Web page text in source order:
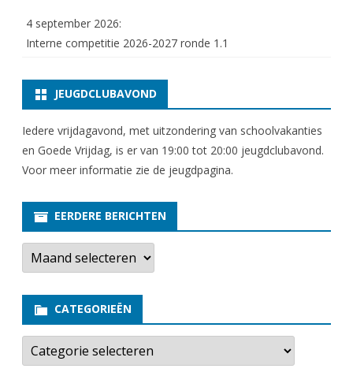
4 september 2026:
Interne competitie 2026-2027 ronde 1.1
JEUGDCLUBAVOND
Iedere vrijdagavond, met uitzondering van schoolvakanties
en Goede Vrijdag, is er van 19:00 tot 20:00 jeugdclubavond.
Voor meer informatie zie de jeugdpagina.
EERDERE BERICHTEN
E
r
e
e
b
r
CATEGORIEËN
C
t